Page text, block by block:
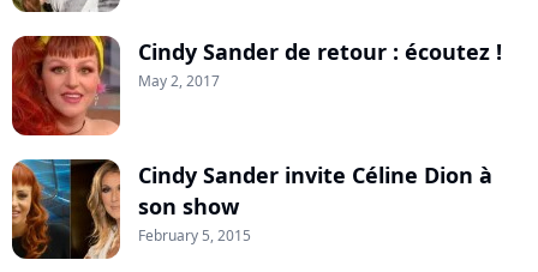
Cindy Sander de retour : écoutez !
May 2, 2017
Cindy Sander invite Céline Dion à
son show
February 5, 2015